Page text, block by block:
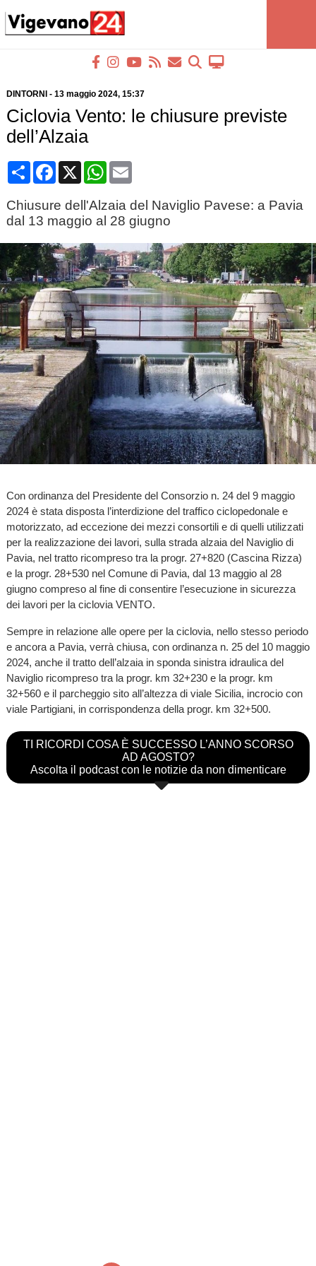
DINTORNI - 13 maggio 2024, 15:37
Ciclovia Vento: le chiusure previste
dell’Alzaia
CondividiFacebook
X WhatsApp
Email
Chiusure dell'Alzaia del Naviglio Pavese: a Pavia
dal 13 maggio al 28 giugno
Con ordinanza del Presidente del Consorzio n. 24 del 9 maggio
2024 è stata disposta l’interdizione del traffico ciclopedonale e
motorizzato, ad eccezione dei mezzi consortili e di quelli utilizzati
per la realizzazione dei lavori, sulla strada alzaia del Naviglio di
Pavia, nel tratto ricompreso tra la progr. 27+820 (Cascina Rizza)
e la progr. 28+530 nel Comune di Pavia, dal 13 maggio al 28
giugno compreso al fine di consentire l’esecuzione in sicurezza
dei lavori per la ciclovia VENTO.
Sempre in relazione alle opere per la ciclovia, nello stesso periodo
e ancora a Pavia, verrà chiusa, con ordinanza n. 25 del 10 maggio
2024, anche il tratto dell’alzaia in sponda sinistra idraulica del
Naviglio ricompreso tra la progr. km 32+230 e la progr. km
32+560 e il parcheggio sito all’altezza di viale Sicilia, incrocio con
viale Partigiani, in corrispondenza della progr. km 32+500.
TI RICORDI COSA È SUCCESSO L’ANNO SCORSO
AD AGOSTO?
Ascolta il podcast con le notizie da non dimenticare